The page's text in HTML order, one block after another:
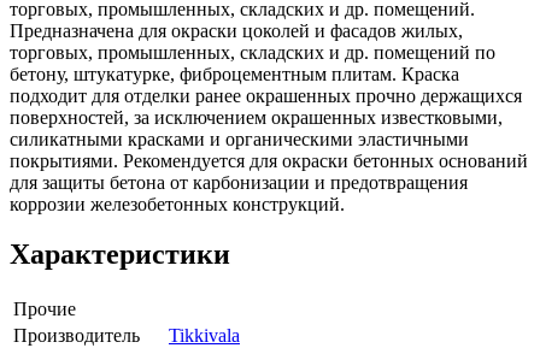
торговых, промышленных, складских и др. помещений.
Предназначена для окраски цоколей и фасадов жилых,
торговых, промышленных, складских и др. помещений по
бетону, штукатурке, фиброцементным плитам. Краска
подходит для отделки ранее окрашенных прочно держащихся
поверхностей, за исключением окрашенных известковыми,
силикатными красками и органическими эластичными
покрытиями. Рекомендуется для окраски бетонных оснований
для защиты бетона от карбонизации и предотвращения
коррозии железобетонных конструкций.
Характеристики
Прочие
Производитель
Tikkivala